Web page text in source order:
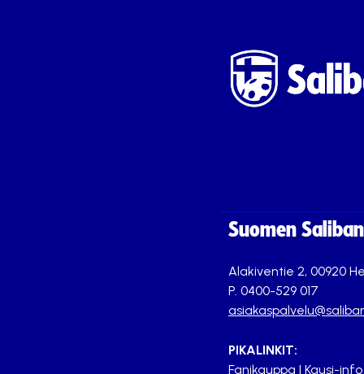
Suomen
Alakiventie 2, 00920
P. 0400-529 017
PIKALINKIT:
Fanikauppa | Kausi-info